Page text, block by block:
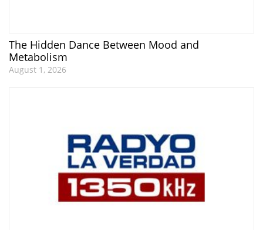
The Hidden Dance Between Mood and
Metabolism
August 1, 2026